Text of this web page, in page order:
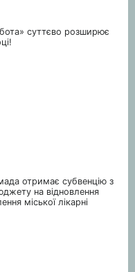
суттєво розширює
отримає субвенцію з
на відновлення
міської лікарні